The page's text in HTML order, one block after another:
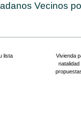
Vecinos
lista
Vivienda